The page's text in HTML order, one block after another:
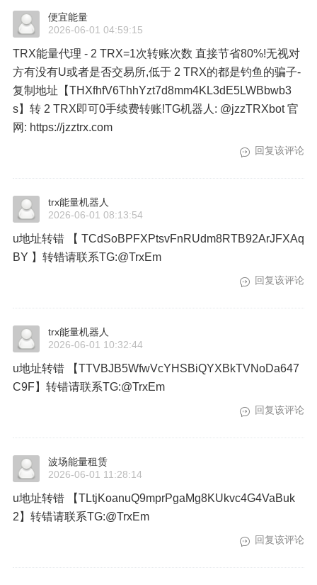
便宜能量
2026-06-01 04:59:15
TRX能量代理 - 2 TRX=1次转账次数 直接节省80%!无视对
方有没有U或者是否交易所,低于 2 TRX的都是钓鱼的骗子-
复制地址【THXfhfV6ThhYzt7d8mm4KL3dE5LWBbwb3
s】转 2 TRX即可0手续费转账!TG机器人: @jzzTRXbot 官
网: https://jzztrx.com
回复该评论
trx能量机器人
2026-06-01 08:13:54
u地址转错 【 TCdSoBPFXPtsvFnRUdm8RTB92ArJFXAq
BY 】转错请联系TG:@TrxEm
回复该评论
trx能量机器人
2026-06-01 10:32:44
u地址转错 【TTVBJB5WfwVcYHSBiQYXBkTVNoDa647
C9F】转错请联系TG:@TrxEm
回复该评论
波场能量租赁
2026-06-01 11:28:14
u地址转错 【TLtjKoanuQ9mprPgaMg8KUkvc4G4VaBuk
2】转错请联系TG:@TrxEm
回复该评论